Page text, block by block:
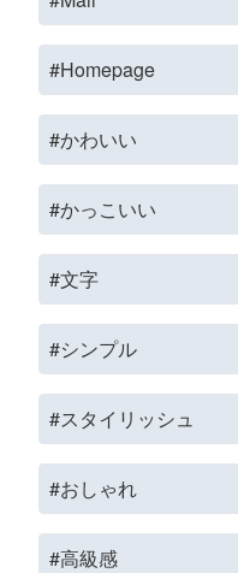
#Homepage
#かわいい
#かっこいい
#文字
#シンプル
#スタイリッシュ
#おしゃれ
#高級感